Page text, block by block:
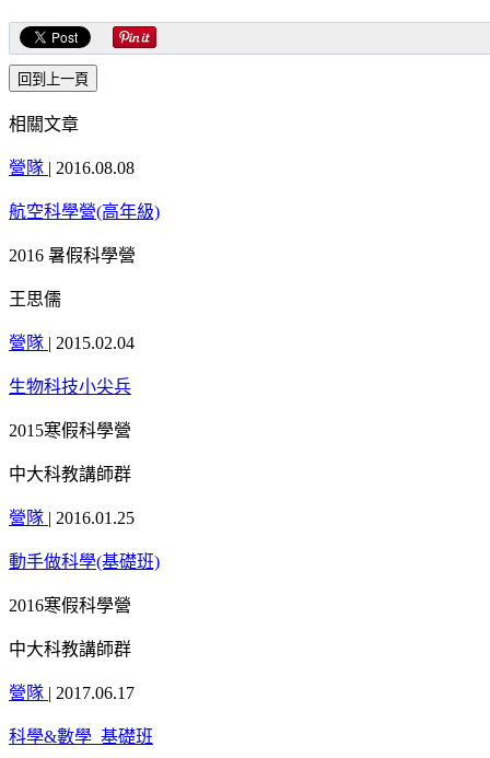
相關文章
營隊 | 2016.08.08
航空科學營(高年級)
2016 暑假科學營
王思儒
營隊 | 2015.02.04
生物科技小尖兵
2015寒假科學營
中大科教講師群
營隊 | 2016.01.25
動手做科學(基礎班)
2016寒假科學營
中大科教講師群
營隊 | 2017.06.17
科學&數學_基礎班